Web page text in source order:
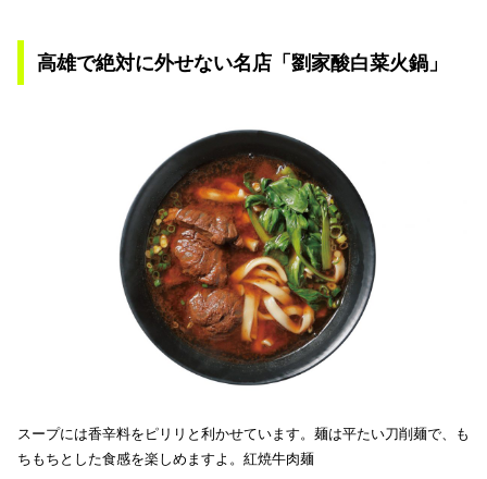
高雄で絶対に外せない名店「劉家酸白菜火鍋」
スープには香辛料をピリリと利かせています。麺は平たい刀削麺で、も
ちもちとした食感を楽しめますよ。紅焼牛肉麺